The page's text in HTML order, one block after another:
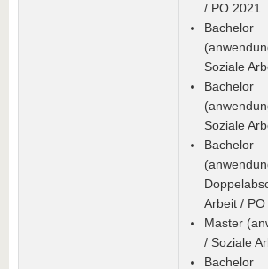
/ PO 2021
Bachelor
Soziale
Bachelor
Soziale
Bachelor
Arbeit /
Master
/ Soziale
Bachelor